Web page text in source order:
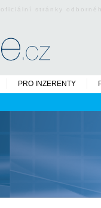
stránky
PRO INZERENTY